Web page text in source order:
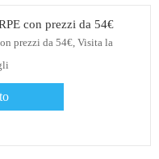
con prezzi da 54€
prezzi da 54€, Visita la